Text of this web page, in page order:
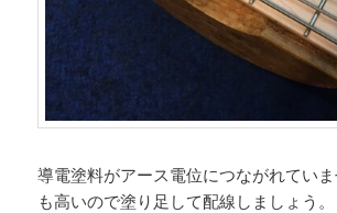
導電塗料がアース電位につながれてい
も高いので塗り足して配線しましょう。